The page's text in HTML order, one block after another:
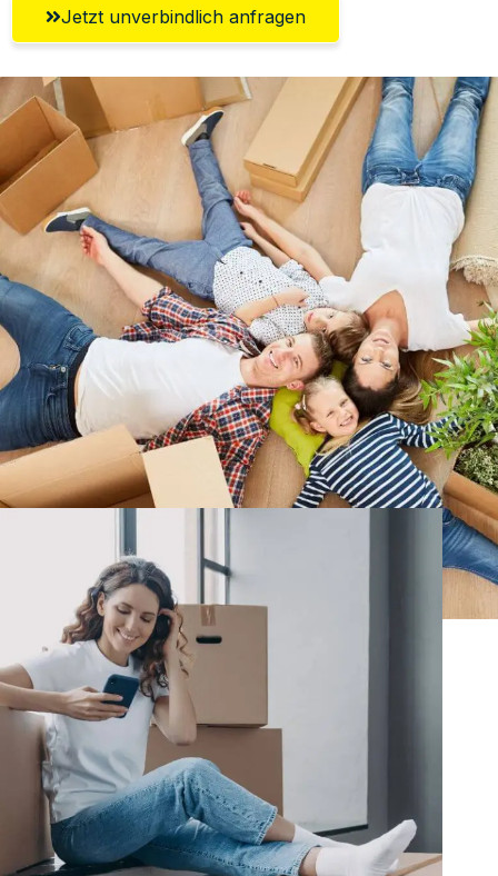
Jetzt unverbindlich anfragen